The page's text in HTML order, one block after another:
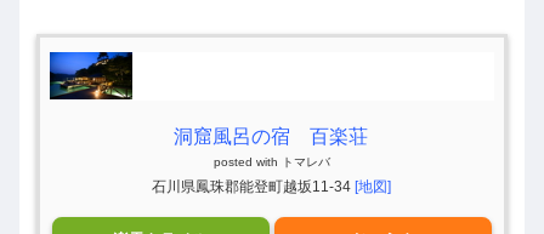
洞窟風呂の宿 百楽荘
posted with トマレバ
石川県鳳珠郡能登町越坂11-34 [地図]